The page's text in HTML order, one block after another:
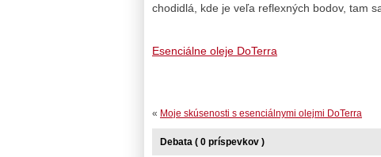
chodidlá, kde je veľa reflexných bodov, tam
Esenciálne oleje DoTerra
« Moje skúsenosti s esenciálnymi olejmi DoTerra
Debata ( 0 príspevkov )